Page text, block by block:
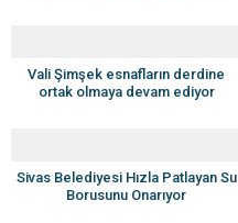
Vali Şimşek esnafların derdine
ortak olmaya devam ediyor
Sivas Belediyesi Hızla Patlayan Su
Borusunu Onarıyor